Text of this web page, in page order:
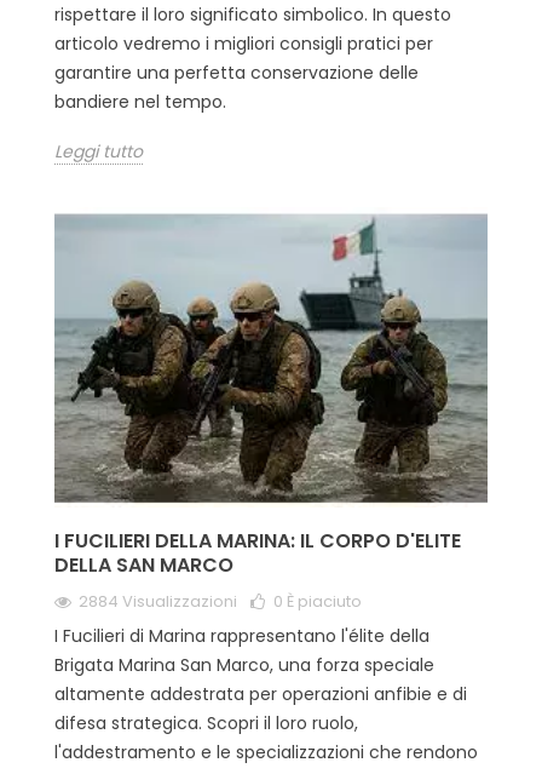
rispettare il loro significato simbolico. In questo
articolo vedremo i migliori consigli pratici per
garantire una perfetta conservazione delle
bandiere nel tempo.
Leggi tutto
I FUCILIERI DELLA MARINA: IL CORPO D'ELITE
DELLA SAN MARCO
2884 Visualizzazioni 0 È piaciuto
I Fucilieri di Marina rappresentano l'élite della
Brigata Marina San Marco, una forza speciale
altamente addestrata per operazioni anfibie e di
difesa strategica. Scopri il loro ruolo,
l'addestramento e le specializzazioni che rendono